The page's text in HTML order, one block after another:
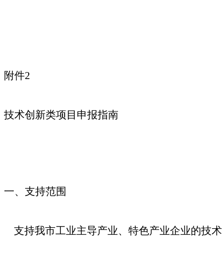
附件2
技术创新类项目申报指南
一、支持范围
支持我市工业主导产业、特色产业企业的技